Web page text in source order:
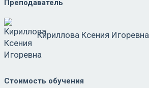
Преподаватель
Кириллова Ксения Игоревна
Стоимость обучения